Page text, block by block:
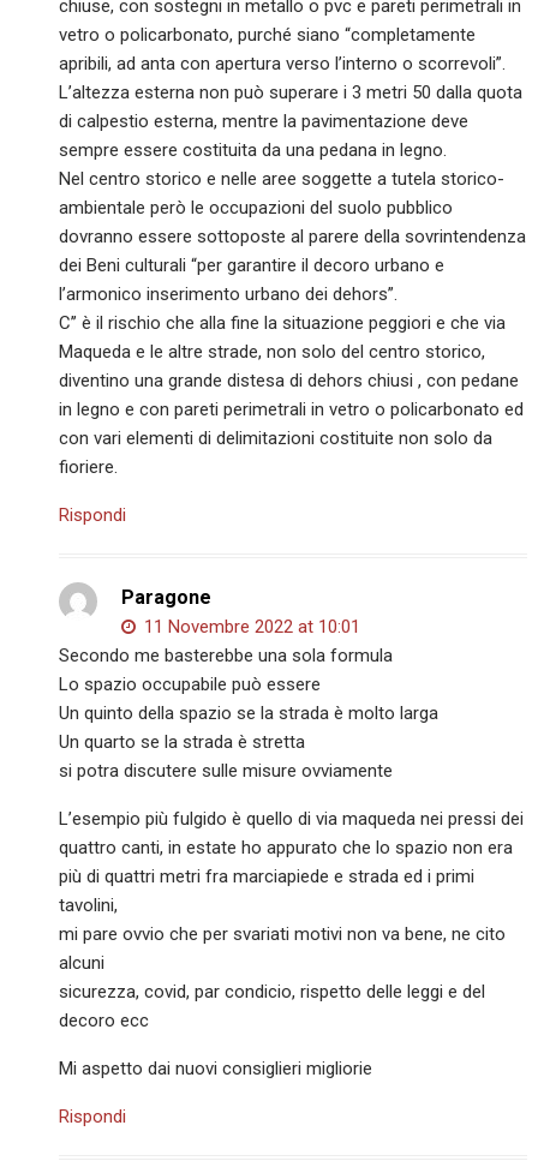
chiuse, con sostegni in metallo o pvc e pareti perimetrali in
vetro o policarbonato, purché siano “completamente
apribili, ad anta con apertura verso l’interno o scorrevoli”.
L’altezza esterna non può superare i 3 metri 50 dalla quota
di calpestio esterna, mentre la pavimentazione deve
sempre essere costituita da una pedana in legno.
Nel centro storico e nelle aree soggette a tutela storico-
ambientale però le occupazioni del suolo pubblico
dovranno essere sottoposte al parere della sovrintendenza
dei Beni culturali “per garantire il decoro urbano e
l’armonico inserimento urbano dei dehors”.
C’’ è il rischio che alla fine la situazione peggiori e che via
Maqueda e le altre strade, non solo del centro storico,
diventino una grande distesa di dehors chiusi , con pedane
in legno e con pareti perimetrali in vetro o policarbonato ed
con vari elementi di delimitazioni costituite non solo da
fioriere.
Rispondi
Paragone
11 Novembre 2022 at 10:01
Secondo me basterebbe una sola formula
Lo spazio occupabile può essere
Un quinto della spazio se la strada è molto larga
Un quarto se la strada è stretta
si potra discutere sulle misure ovviamente
L’esempio più fulgido è quello di via maqueda nei pressi dei
quattro canti, in estate ho appurato che lo spazio non era
più di quattri metri fra marciapiede e strada ed i primi
tavolini,
mi pare ovvio che per svariati motivi non va bene, ne cito
alcuni
sicurezza, covid, par condicio, rispetto delle leggi e del
decoro ecc
Mi aspetto dai nuovi consiglieri migliorie
Rispondi